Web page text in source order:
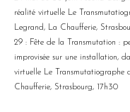
réalité virtuelle Le
Legrand, La Chaufferie,
29 : Fête de la Transmutation :
improvisée sur une installation,
virtuelle Le Transmutatiographe
Chaufferie, Strasbourg, 17h30